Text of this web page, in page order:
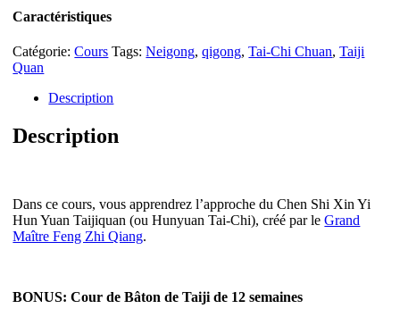
Caractéristiques
Catégorie: Cours Tags: Neigong,qigong,Tai-Chi Chuan,Taiji
Quan
Description
Description
Dans ce cours, vous apprendrez l’approche du Chen Shi Xin Yi
Hun Yuan Taijiquan (ou Hunyuan Tai-Chi), créé par leGrand
Maître Feng Zhi Qiang.
BONUS: Cour de Bâton de Taiji de 12 semaines